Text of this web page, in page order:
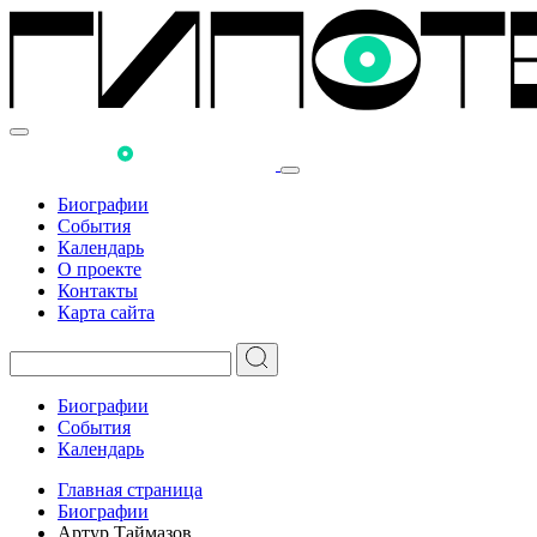
Биографии
События
Календарь
О проекте
Контакты
Карта сайта
Биографии
События
Календарь
Главная страница
Биографии
Артур Таймазов